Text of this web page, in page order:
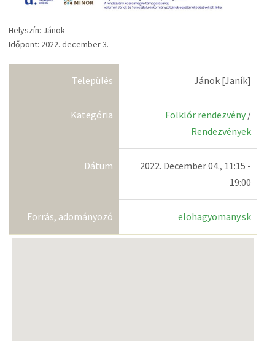
Helyszín: Jánok
Időpont: 2022. december 3.
Település Jánok [Janík]
Kategória Folklór rendezvény /
Rendezvények
Dátum
2022. December 04., 11:15 -
19:00
Forrás, adományozó elohagyomany.sk